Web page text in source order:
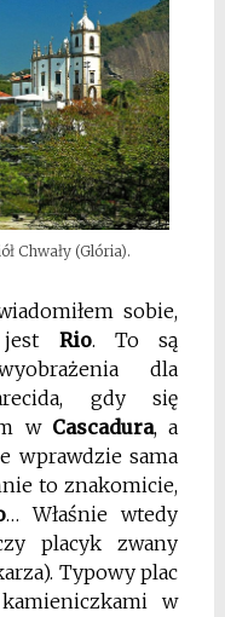
Chwały (Glória).
sobie,
jest Rio. To są
dla
gdy się
w Cascadura, a
wprawdzie sama
to znakomicie,
… Właśnie wtedy
placyk zwany
Typowy plac
w